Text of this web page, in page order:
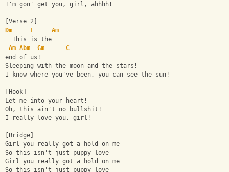
I'm gon' get you, girl, ahhhh!
[Verse 2]
Dm
F
Am
  This is the
Am Abm Gm
C
end of us!
Sleeping with the moon and the stars!
I know where you've been, you can see the sun!
[Hook]
Let me into your heart!
Oh, this ain't no bullshit!
I really love you, girl!
[Bridge]
Girl you really got a hold on me
So this isn't just puppy love
Girl you really got a hold on me
So this isn't just puppy love